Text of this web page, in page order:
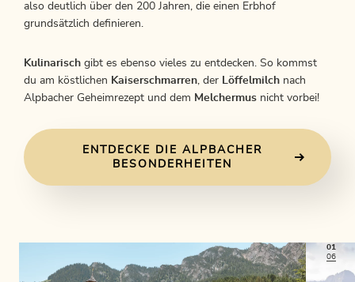
also deutlich über den 200 Jahren, die einen Erbhof
grundsätzlich definieren.
Kulinarisch gibt es ebenso vieles zu entdecken. So kommst
du am köstlichen Kaiserschmarren, der Löffelmilch nach
Alpbacher Geheimrezept und dem Melchermus nicht vorbei!
ENTDECKE DIE ALPBACHER
BESONDERHEITEN
01
06